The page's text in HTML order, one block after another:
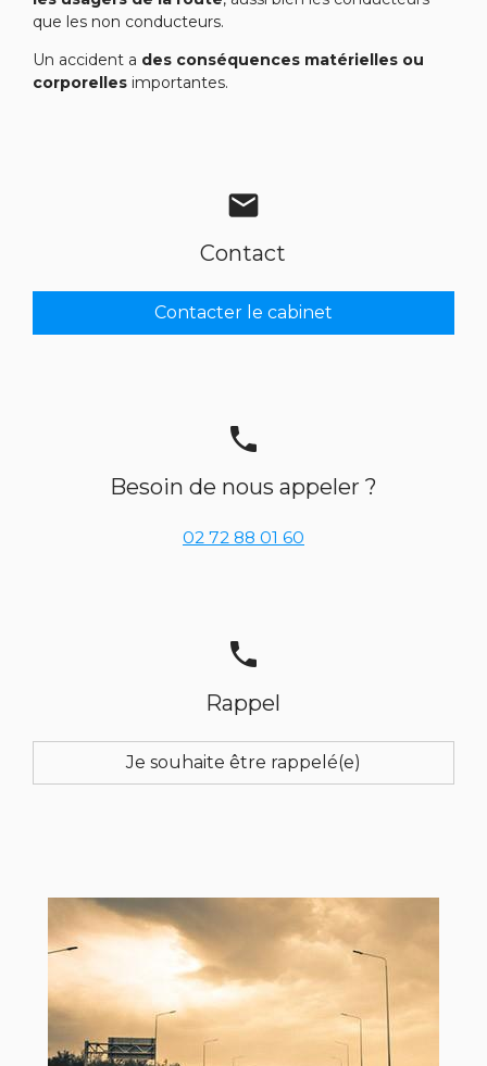
que les non conducteurs.
Un accident a des conséquences matérielles ou
corporelles importantes.
mail
Contact
Contacter le cabinet
phone
Besoin de nous appeler ?
02 72 88 01 60
phone
Rappel
Je souhaite être rappelé(e)